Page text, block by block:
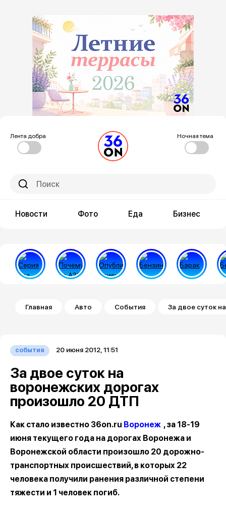
Лента добра Ночная тема
Новости Фото Еда Бизнес
Строка навигации
Главная Авто События За двое суток
события 20 июня 2012, 11:51
За двое суток на
воронежских дорогах
произошло 20 ДТП
Как стало известно 36on.ru Воронеж , за 18-19
июня текущего года на дорогах Воронежа и
Воронежской области произошло 20 дорожно-
транспортных происшествий, в которых 22
человека получили ранения различной степени
тяжести и 1 человек погиб.